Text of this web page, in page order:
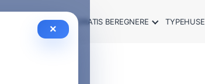
×
GUIDE 2026 GRATIS BEREGNERE TYPEHUSE